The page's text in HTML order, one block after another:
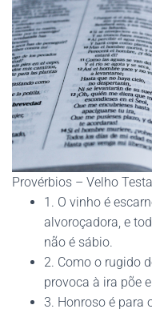
Provérbios – Velho
1. O vinho é
alvoroçadora, e
não é sábio.
2. Como o rugido
provoca à ira põe
3. Honroso é para